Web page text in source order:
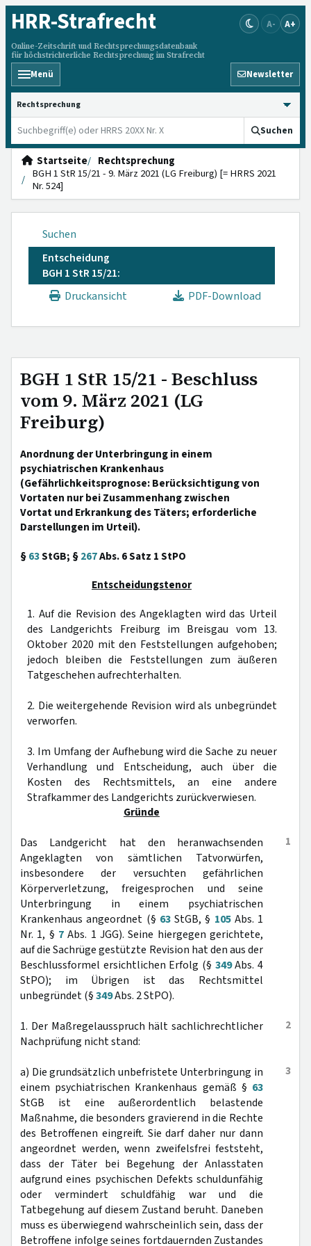
HRR-Strafrecht
Online-Zeitschrift und Rechtsprechungsdatenbank
für höchstrichterliche Rechtsprechung im Strafrecht
A- A+
Menü Newsletter
HRRS durchsuchen
Suchen
Startseite
Rechtsprechung
BGH 1 StR 15/21 - 9. März 2021 (LG Freiburg) [= HRRS 2021
Nr. 524]
Suchen
Entscheidung
BGH 1 StR 15/21:
Druckansicht
PDF-Download
BGH 1 StR 15/21 - Beschluss
vom 9. März 2021 (LG
Freiburg)
Anordnung der Unterbringung in einem
psychiatrischen Krankenhaus
(Gefährlichkeitsprognose: Berücksichtigung von
Vortaten nur bei Zusammenhang zwischen
Vortat und Erkrankung des Täters; erforderliche
Darstellungen im Urteil).
§63StGB; §267Abs. 6 Satz 1 StPO
Entscheidungstenor
1. Auf die Revision des Angeklagten wird das Urteil
des Landgerichts Freiburg im Breisgau vom 13.
Oktober 2020 mit den Feststellungen aufgehoben;
jedoch bleiben die Feststellungen zum äußeren
Tatgeschehen aufrechterhalten.
2. Die weitergehende Revision wird als unbegründet
verworfen.
3. Im Umfang der Aufhebung wird die Sache zu neuer
Verhandlung und Entscheidung, auch über die
Kosten des Rechtsmittels, an eine andere
Strafkammer des Landgerichts zurückverwiesen.
Gründe
1
Das Landgericht hat den heranwachsenden
Angeklagten von sämtlichen Tatvorwürfen,
insbesondere der versuchten gefährlichen
Körperverletzung, freigesprochen und seine
Unterbringung in einem psychiatrischen
Krankenhaus angeordnet (§ 63StGB, § 105Abs. 1
Nr. 1, § 7 Abs. 1 JGG). Seine hiergegen gerichtete,
auf die Sachrüge gestützte Revision hat den aus der
Beschlussformel ersichtlichen Erfolg (§ 349Abs. 4
StPO); im Übrigen ist das Rechtsmittel
unbegründet (§349Abs. 2 StPO).
2
1. Der Maßregelausspruch hält sachlichrechtlicher
Nachprüfung nicht stand:
3
a) Die grundsätzlich unbefristete Unterbringung in
einem psychiatrischen Krankenhaus gemäß § 63
StGB ist eine außerordentlich belastende
Maßnahme, die besonders gravierend in die Rechte
des Betroffenen eingreift. Sie darf daher nur dann
angeordnet werden, wenn zweifelsfrei feststeht,
dass der Täter bei Begehung der Anlasstaten
aufgrund eines psychischen Defekts schuldunfähig
oder vermindert schuldfähig war und die
Tatbegehung auf diesem Zustand beruht. Daneben
muss es überwiegend wahrscheinlich sein, dass der
Betroffene infolge seines fortdauernden Zustandes